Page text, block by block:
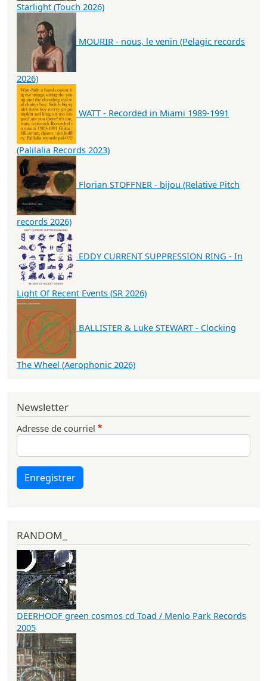
Starlight (Touch 2026)
MOURIR - nous, le venin (Pelagic records
2026)
WATT - Recorded in Miami 1989-1991
(Palilalia Records 2023)
Florian STOFFNER - bijou (Relative Pitch
records 2026)
EDDY CURRENT SUPPRESSION RING - In
Light Of Recent Events (SR 2026)
BALLISTER & Luke STEWART - Clocking
The Wheel (Aerophonic 2026)
Newsletter
Adresse de courriel
Enregistrer
RANDOM_
DEERHOOF green cosmos cd Toad / Menlo Park Records
2005